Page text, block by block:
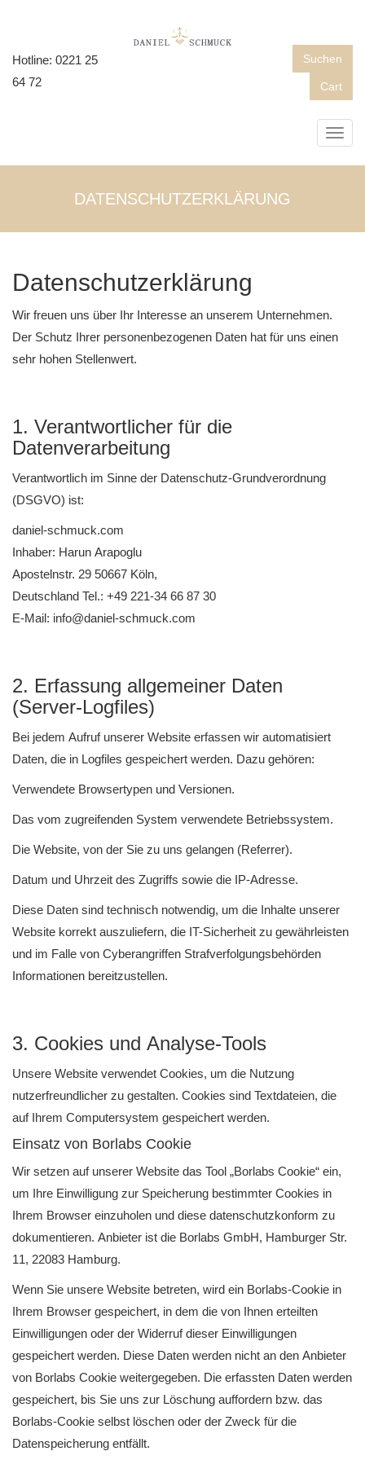
Hotline: 0221 25
64 72
Suchen
Cart
DATENSCHUTZERKLÄRUNG
Datenschutzerklärung
Wir freuen uns über Ihr Interesse an unserem Unternehmen.
Der Schutz Ihrer personenbezogenen Daten hat für uns einen
sehr hohen Stellenwert.
1. Verantwortlicher für die
Datenverarbeitung
Verantwortlich im Sinne der Datenschutz-Grundverordnung
(DSGVO) ist:
daniel-schmuck.com
Inhaber: Harun Arapoglu
Apostelnstr. 29 50667 Köln,
Deutschland Tel.: +49 221-34 66 87 30
E-Mail: info@daniel-schmuck.com
2. Erfassung allgemeiner Daten
(Server-Logfiles)
Bei jedem Aufruf unserer Website erfassen wir automatisiert
Daten, die in Logfiles gespeichert werden. Dazu gehören:
Verwendete Browsertypen und Versionen.
Das vom zugreifenden System verwendete Betriebssystem.
Die Website, von der Sie zu uns gelangen (Referrer).
Datum und Uhrzeit des Zugriffs sowie die IP-Adresse.
Diese Daten sind technisch notwendig, um die Inhalte unserer
Website korrekt auszuliefern, die IT-Sicherheit zu gewährleisten
und im Falle von Cyberangriffen Strafverfolgungsbehörden
Informationen bereitzustellen.
3. Cookies und Analyse-Tools
Unsere Website verwendet Cookies, um die Nutzung
nutzerfreundlicher zu gestalten. Cookies sind Textdateien, die
auf Ihrem Computersystem gespeichert werden.
Einsatz von Borlabs Cookie
Wir setzen auf unserer Website das Tool „Borlabs Cookie“ ein,
um Ihre Einwilligung zur Speicherung bestimmter Cookies in
Ihrem Browser einzuholen und diese datenschutzkonform zu
dokumentieren. Anbieter ist die Borlabs GmbH, Hamburger Str.
11, 22083 Hamburg.
Wenn Sie unsere Website betreten, wird ein Borlabs-Cookie in
Ihrem Browser gespeichert, in dem die von Ihnen erteilten
Einwilligungen oder der Widerruf dieser Einwilligungen
gespeichert werden. Diese Daten werden nicht an den Anbieter
von Borlabs Cookie weitergegeben. Die erfassten Daten werden
gespeichert, bis Sie uns zur Löschung auffordern bzw. das
Borlabs-Cookie selbst löschen oder der Zweck für die
Datenspeicherung entfällt.